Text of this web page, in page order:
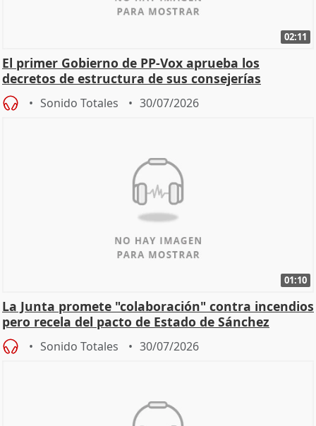
02:11
El primer Gobierno de PP-Vox aprueba los
decretos de estructura de sus consejerías
Sonido Totales 30/07/2026
01:10
La Junta promete "colaboración" contra incendios
pero recela del pacto de Estado de Sánchez
Sonido Totales 30/07/2026